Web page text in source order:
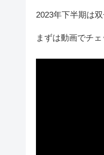
2023年下半期は
まずは動画でチ